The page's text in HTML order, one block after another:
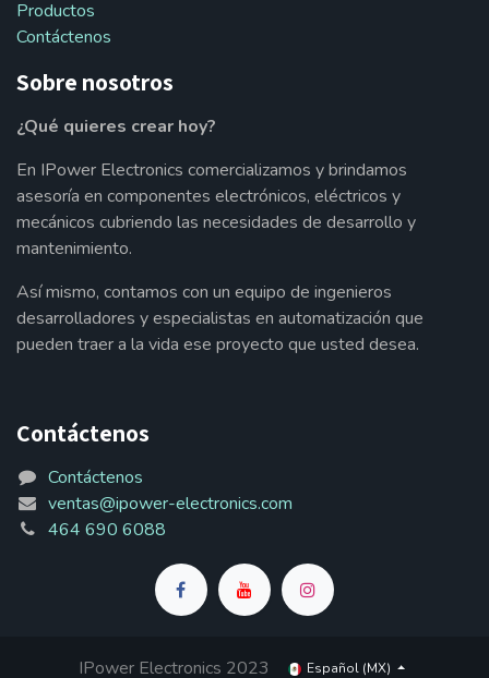
Productos
Contáctenos
Sobre nosotros
¿Qué quieres crear hoy?
En IPower Electronics comercializamos y brindamos
asesoría en componentes electrónicos, eléctricos y
mecánicos cubriendo las necesidades de desarrollo y
mantenimiento.
Así mismo, contamos con un equipo de ingenieros
desarrolladores y especialistas en automatización que
pueden traer a la vida ese proyecto que usted desea.
Contáctenos
Contáctenos
ventas@ipower-electronics.com
464 690 6088
IPower Electronics 2023 Español (MX)